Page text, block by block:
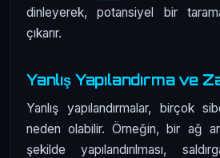
dinleyerek, potansiyel bir
çıkarır.
Yanlış Yapılandırma ve
Yanlış yapılandırmalar, birçok
neden olabilir. Örneğin, bir ağ
şekilde yapılandırılması,